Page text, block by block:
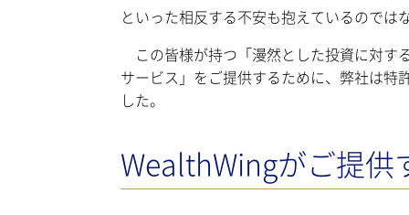
といった相反する不安も抱えているのでは
この皆様が持つ「漫然とした投資に対す
サービス」をご提供するために、弊社は特
した。
WealthWingがご提供